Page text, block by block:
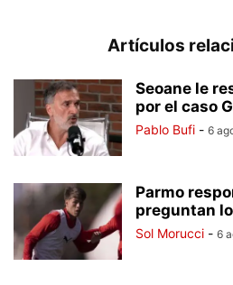
Artículos
Seoane le
por el caso
Pablo Bufi - 6
Parmo
preguntan
Sol Morucci - 6